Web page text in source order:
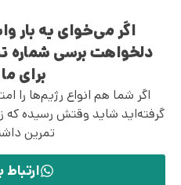
اگر می‌خوای یه بار
دلخواهت برسی
برای
اگر شما هم انواع رژیم‌ها را
گرفته‌اید شاید وقتش رسیده که
تمرین
ارتباط